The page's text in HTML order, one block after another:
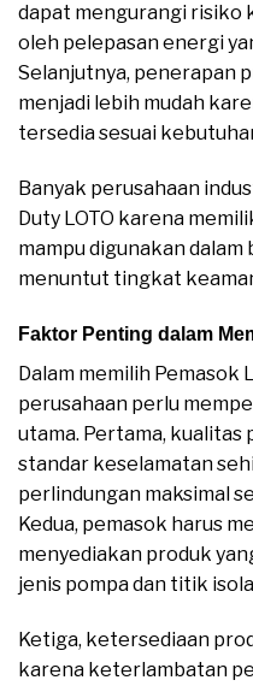
dapat mengurangi risiko
oleh pelepasan energi
Selanjutnya, penerapan
menjadi lebih mudah
tersedia sesuai
Banyak perusahaan
Duty LOTO karena
mampu digunakan
menuntut tingkat
Faktor Penting dalam
Dalam memilih Pemasok
perusahaan perlu
utama. Pertama,
standar keselamatan
perlindungan maksimal
Kedua, pemasok harus
menyediakan produk
jenis pompa dan titik
Ketiga, ketersediaan
karena keterlambatan